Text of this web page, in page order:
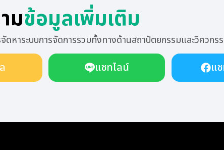
มข้อมูลเพิ่มเติม
ดหาระบบการจัดการรวมทั้งทางด้านสถาปัตยกรรมและวิศวกร
แชทไลน์ แ